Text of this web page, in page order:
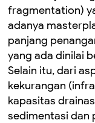
fragmentation)
adanya
panjang
yang ada dinilai
Selain itu, dari
kekurangan
kapasitas
sedimentasi dan